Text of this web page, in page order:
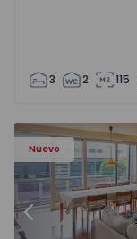
3 2 115
Nuevo
e Argivai -
Apartamento T3
Anterior